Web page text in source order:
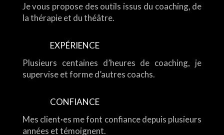
Je vous propose des outils issus du coaching, de
la thérapie et du théâtre.
EXPÉRIENCE
Plusieurs centaines d’heures de coaching, je
supervise et forme d’autres coachs.
CONFIANCE
Mes client·es me font confiance depuis plusieurs
années et témoignent.